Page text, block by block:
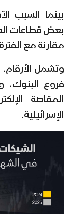
بينما السبب
بعض قطاعات
مقارنة مع
وتشمل
فروع البنوك،
المقاصة
الإسرائيلية.